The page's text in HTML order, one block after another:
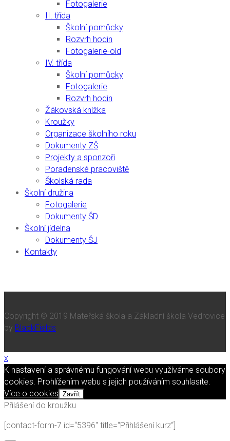
Fotogalerie
II. třída
Školní pomůcky
Rozvrh hodin
Fotogalerie-old
IV. třída
Školní pomůcky
Fotogalerie
Rozvrh hodin
Žákovská knížka
Kroužky
Organizace školního roku
Dokumenty ZŠ
Projekty a sponzoři
Poradenské pracoviště
Školská rada
Školní družina
Fotogalerie
Dokumenty ŠD
Školní jídelna
Dokumenty ŠJ
Kontakty
Copyright © 2019 Mateřská škola a Základní škola Vedrovice
by BlackFields
x
K nastavení a správnému fungování webu využíváme soubory
cookies. Prohlížením webu s jejich používáním souhlasíte.
Více o cookies Zavřít
Přilášení do kroužku
[contact-form-7 id=“5396″ title=“Přihlášení kurz“]